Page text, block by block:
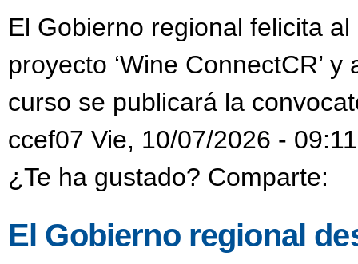
El Gobierno regional felicita al
proyecto ‘Wine ConnectCR’
curso se publicará la
ccef07 Vie, 10/07/2026 - 09:11
¿Te ha gustado? Comparte:
El Gobierno regional